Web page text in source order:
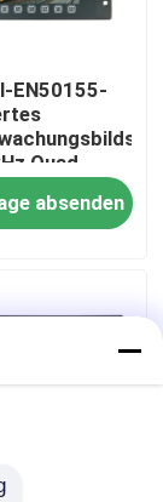
EN50155-
Quad-
Cortex-A53
Display
absenden